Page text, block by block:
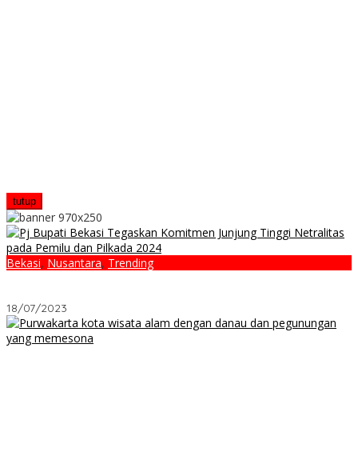
tutup
Bekasi, Nusantara, Trending
18/07/2023